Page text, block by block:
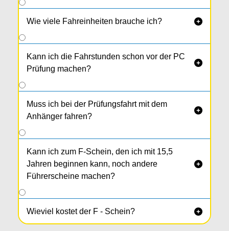
Wie viele Fahreinheiten brauche ich? 
Kann ich die Fahrstunden schon vor der PC
Prüfung machen?

Muss ich bei der Prüfungsfahrt mit dem
Anhänger fahren?

Kann ich zum F-Schein, den ich mit 15,5
Jahren beginnen kann, noch andere
Führerscheine machen?

Wieviel kostet der F - Schein? 